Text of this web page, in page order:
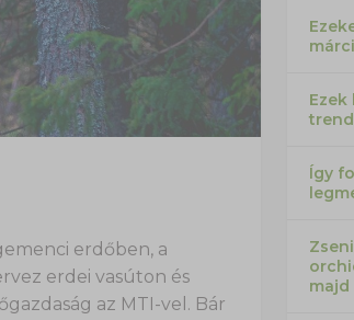
erdőben, a
erdei vasúton és
az MTI-vel. Bár
Ezek
Így
majd